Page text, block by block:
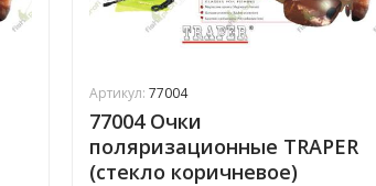
Артикул: 77004
77004 Очки
поляризационные TRAPER
(стекло коричневое)